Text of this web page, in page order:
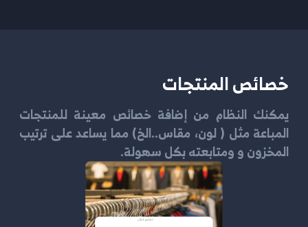
خصائص المنتجات
يمكنك النظام من إضافة خصائص معينة للمنتجات
المباعة مثل ( لون، مقاس..الخ) مما يساعد على ترتيب
المخزون و ومتابعته بكل سهولة.